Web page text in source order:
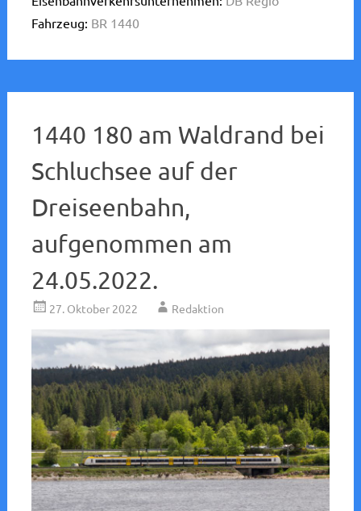
Fahrzeug: BR 1440
1440 180 am Waldrand bei
Schluchsee auf der
Dreiseenbahn,
aufgenommen am
24.05.2022.
27. Oktober 2022 Redaktion